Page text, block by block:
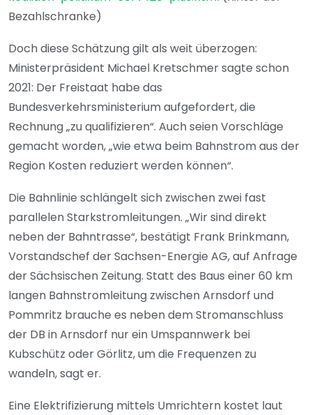
Bezahlschranke)
Doch diese Schätzung gilt als weit überzogen:
Ministerpräsident Michael Kretschmer sagte schon
2021: Der Freistaat habe das
Bundesverkehrsministerium aufgefordert, die
Rechnung „zu qualifizieren“. Auch seien Vorschläge
gemacht worden, „wie etwa beim Bahnstrom aus der
Region Kosten reduziert werden können“.
Die Bahnlinie schlängelt sich zwischen zwei fast
parallelen Starkstromleitungen. „Wir sind direkt
neben der Bahntrasse“, bestätigt Frank Brinkmann,
Vorstandschef der Sachsen-Energie AG, auf Anfrage
der Sächsischen Zeitung. Statt des Baus einer 60 km
langen Bahnstromleitung zwischen Arnsdorf und
Pommritz brauche es neben dem Stromanschluss
der DB in Arnsdorf nur ein Umspannwerk bei
Kubschütz oder Görlitz, um die Frequenzen zu
wandeln, sagt er.
Eine Elektrifizierung mittels Umrichtern kostet laut